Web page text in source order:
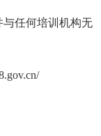
任何培训机构无